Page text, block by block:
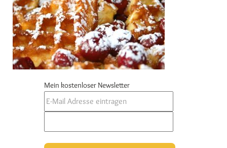
Mein kostenloser Newsletter